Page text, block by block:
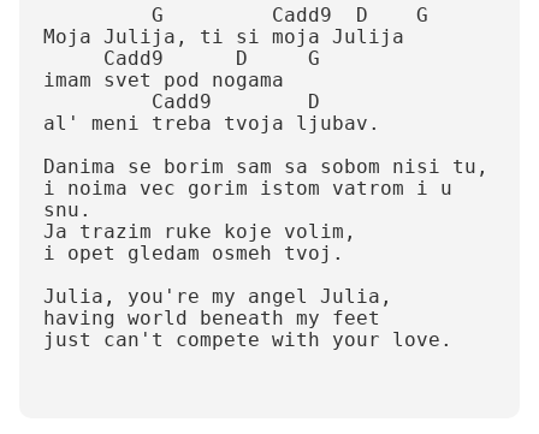
Moja Julija, ti si moja Julija
imam svet pod nogama
al' meni treba tvoja ljubav.
Danima se borim sam sa sobom nisi tu,
i noima vec gorim istom vatrom i u
snu.
Ja trazim ruke koje volim,
i opet gledam osmeh tvoj.
Julia, you're my angel Julia,
having world beneath my feet
just can't compete with your love.